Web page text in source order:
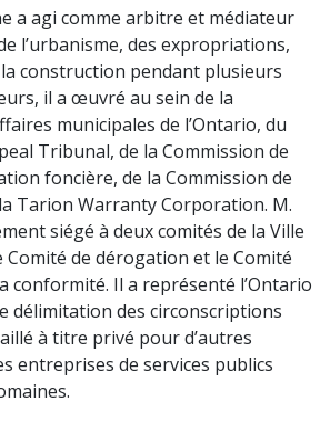
a agi comme arbitre et médiateur
l’urbanisme, des expropriations,
construction pendant plusieurs
il a œuvré au sein de la
municipales de l’Ontario, du
Tribunal, de la Commission de
foncière, de la Commission de
Tarion Warranty Corporation. M.
siégé à deux comités de la Ville
de dérogation et le Comité
conformité. Il a représenté l’Ontario
délimitation des circonscriptions
à titre privé pour d’autres
entreprises de services publics